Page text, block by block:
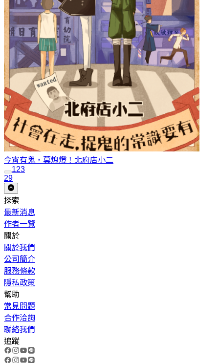
今宵有鬼，莫熄燈！ 北府店小二
123
29
探索
最新消息
作者一覽
關於
關於我們
公司簡介
服務條款
隱私政策
幫助
常見問題
合作洽詢
聯絡我們
追蹤